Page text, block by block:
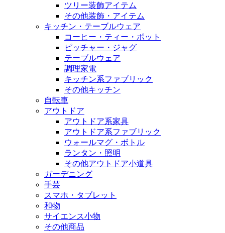
ツリー装飾アイテム
その他装飾・アイテム
キッチン・テーブルウェア
コーヒー・ティー・ポット
ピッチャー・ジャグ
テーブルウェア
調理家電
キッチン系ファブリック
その他キッチン
自転車
アウトドア
アウトドア系家具
アウトドア系ファブリック
ウォールマグ・ボトル
ランタン・照明
その他アウトドア小道具
ガーデニング
手芸
スマホ・タブレット
和物
サイエンス小物
その他商品